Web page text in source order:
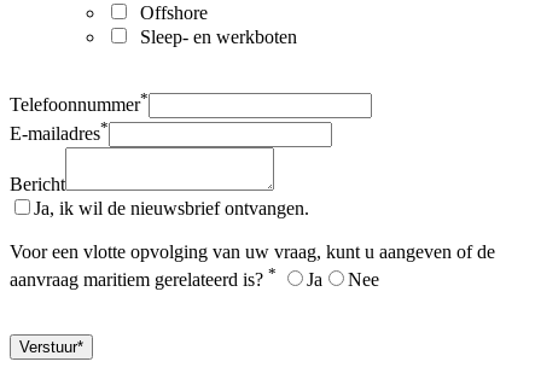
Offshore
Sleep- en werkboten
Telefoonnummer*
E-mailadres*
Bericht
Ja, ik wil de nieuwsbrief ontvangen.
Voor een vlotte opvolging van uw vraag, kunt u aangeven of de
aanvraag maritiem gerelateerd is? * Ja Nee